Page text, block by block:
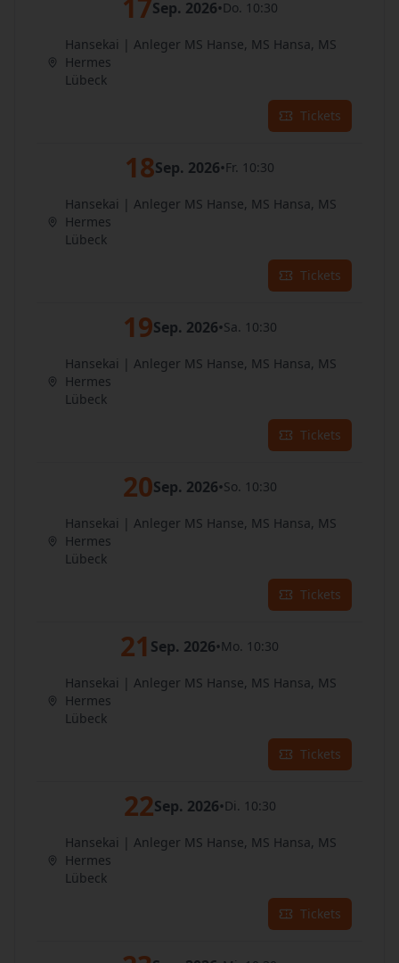
17Sep. 2026•Do. 10:30
Hansekai | Anleger MS Hanse, MS Hansa, MS
Hermes
Lübeck
Tickets
18Sep. 2026•Fr. 10:30
Hansekai | Anleger MS Hanse, MS Hansa, MS
Hermes
Lübeck
Tickets
19Sep. 2026•Sa. 10:30
Hansekai | Anleger MS Hanse, MS Hansa, MS
Hermes
Lübeck
Tickets
20Sep. 2026•So. 10:30
Hansekai | Anleger MS Hanse, MS Hansa, MS
Hermes
Lübeck
Tickets
21 Sep. 2026•Mo. 10:30
Hansekai | Anleger MS Hanse, MS Hansa, MS
Hermes
Lübeck
Tickets
22Sep. 2026•Di. 10:30
Hansekai | Anleger MS Hanse, MS Hansa, MS
Hermes
Lübeck
Tickets